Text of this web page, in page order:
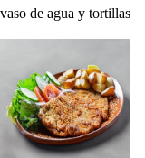
vaso de agua y tortillas